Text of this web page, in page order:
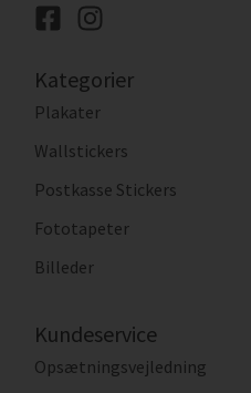
Kategorier
Plakater
Wallstickers
Postkasse Stickers
Fototapeter
Billeder
Kundeservice
Opsætningsvejledning